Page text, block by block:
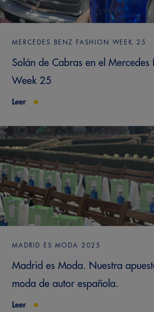
MERCEDES BENZ FASHION WEEK 25
Solán de Cabras en el Mercedes
Week 25
Leer
MADRID ES MODA 2025
Madrid es Moda. Nuestra
moda de autor española.
Leer